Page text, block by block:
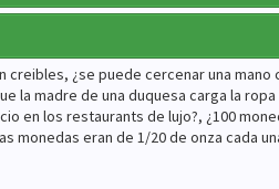
¿se puede cercenar una mano
madre de una duquesa carga la ropa
en los restaurants de lujo?, ¿100
monedas eran de 1/20 de onza cada